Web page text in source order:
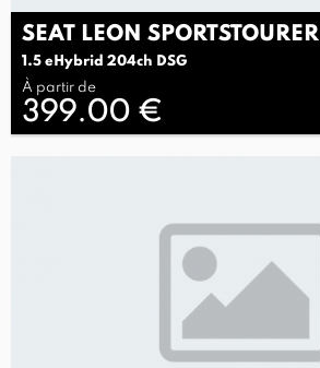
SEAT LEON SPORTSTOURER
1.5 eHybrid 204ch DSG
À partir de
399.00 €